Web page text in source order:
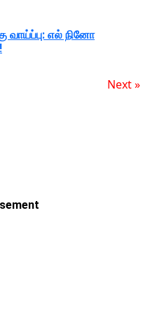
வாய்ப்பு: எல் நினோ
Next »